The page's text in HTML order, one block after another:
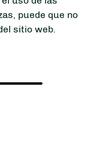
puede que no
sitio web.